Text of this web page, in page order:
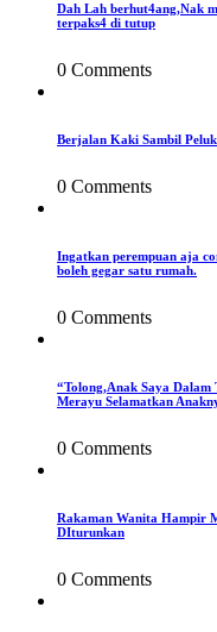
Dah Lah berhut4ang,Nak
terpaks4 di tutup
0 Comments
Berjalan Kaki Sambil
0 Comments
Ingatkan perempuan aja
boleh gegar satu rumah.
0 Comments
“Tolong,Anak Saya Dalam
Merayu Selamatkan
0 Comments
Rakaman Wanita Hampir
DIturunkan
0 Comments